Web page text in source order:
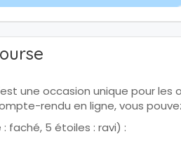
une occasion unique pour
rendu en ligne, vous
faché, 5 étoiles : ravi) :